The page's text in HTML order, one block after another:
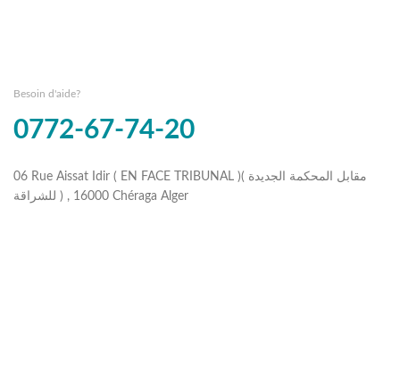
Besoin d'aide?
0772-67-74-20
06 Rue Aissat Idir ( EN FACE TRIBUNAL )( مقابل المحكمة الجديدة
للشراقة ) , 16000 Chéraga Alger